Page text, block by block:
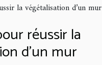
la végétalisation d’un mur
réussir la
d’un mur